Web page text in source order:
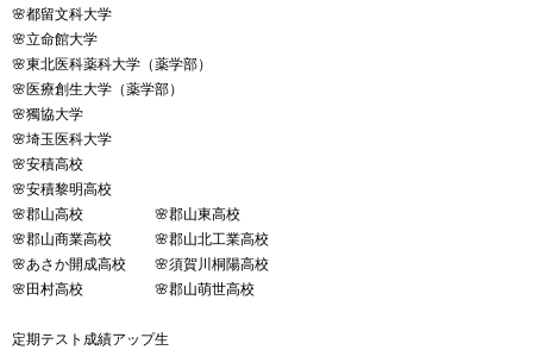
🌸都留文科大学
🌸立命館大学
🌸東北医科薬科大学（薬学部）
🌸医療創生大学（薬学部）
🌸獨協大学
🌸埼玉医科大学
🌸安積高校
🌸安積黎明高校
🌸郡山高校 🌸郡山東高校
🌸郡山商業高校 🌸郡山北工業高校
🌸あさか開成高校 🌸須賀川桐陽高校
🌸田村高校 🌸郡山萌世高校
定期テスト成績アップ生